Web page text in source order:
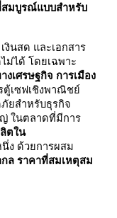
สมบูรณ์แบบสำหรับ
นสด และเอกสาร
ม่ได้ โดยเฉพาะ
งเศรษฐกิจ การเมือง
ตู้เซฟเชิงพาณิชย์
ยสำหรับธุรกิจ
ในตลาดที่มีการ
ตใน
ง ด้วยการผสม
ล ราคาที่สมเหตุสม